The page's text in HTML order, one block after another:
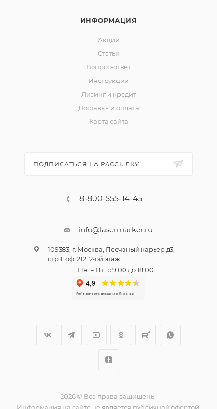
ИНФОРМАЦИЯ
Акции
Статьи
Вопрос-ответ
Инструкции
Лизинг и кредит
Доставка и оплата
Карта сайта
ПОДПИСАТЬСЯ НА РАССЫЛКУ
8-800-555-14-45
info@lasermarker.ru
109383, г. Москва, Песчаный карьер д3,
стр.1, оф. 212, 2-ой этаж
Пн. – Пт.: с 9:00 до 18:00
2026 © Все права защищены.
Информация на сайте не является публичной офертой.